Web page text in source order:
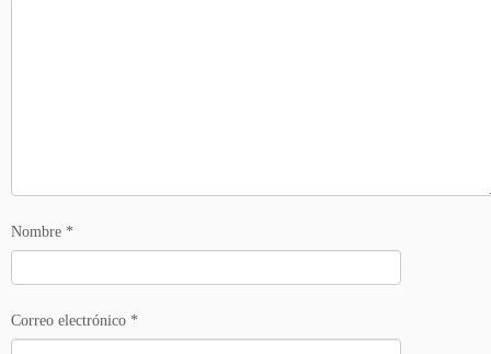
Nombre *
Correo electrónico *